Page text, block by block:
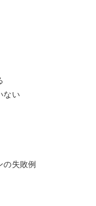
ない
の失敗例